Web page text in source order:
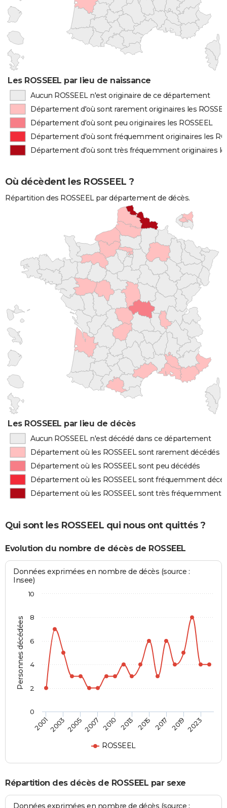
Les ROSSEEL par lieu de naissance
Aucun ROSSEEL n'est originaire de ce département
Département d'où sont rarement originaires les
Département d'où sont peu originaires les ROSSEEL
Département d'où sont fréquemment originaires les
Département d'où sont très fréquemment originaires
Où décèdent les ROSSEEL ?
Répartition des ROSSEEL par département de décès.
Les ROSSEEL par lieu de décès
Aucun ROSSEEL n'est décédé dans ce département
Département où les ROSSEEL sont rarement décédés
Département où les ROSSEEL sont peu décédés
Département où les ROSSEEL sont fréquemment
Département où les ROSSEEL sont très fréquemment
Qui sont les ROSSEEL qui nous ont quittés ?
Evolution du nombre de décès de ROSSEEL
Personnes décédées
Données exprimées en nombre de décès (source :
Insee)
ROSSEEL
2001200320052007 2010 2013 2015 2017 2019 2023
0
2
4
6
8
10
Répartition des décès de ROSSEEL par sexe
Données exprimées en nombre de décès (source :